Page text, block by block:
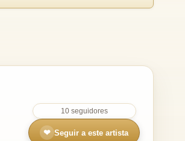
10 seguidores
❤ Seguir a este artista